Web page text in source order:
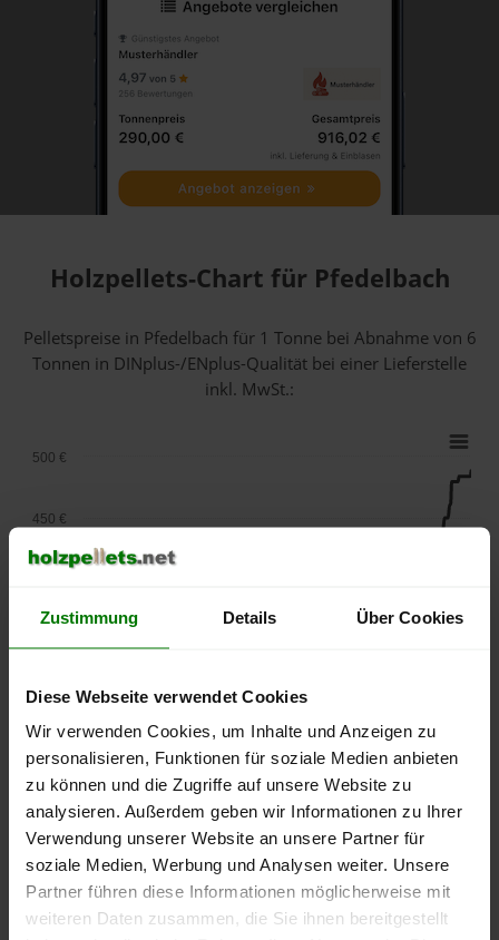
Zustimmung Details Über Cookies
Diese Webseite verwendet Cookies
Wir verwenden Cookies, um Inhalte und Anzeigen zu
personalisieren, Funktionen für soziale Medien anbieten
zu können und die Zugriffe auf unsere Website zu
analysieren. Außerdem geben wir Informationen zu Ihrer
Verwendung unserer Website an unsere Partner für
soziale Medien, Werbung und Analysen weiter. Unsere
Partner führen diese Informationen möglicherweise mit
weiteren Daten zusammen, die Sie ihnen bereitgestellt
Holzpellets-Chart für Pfedelbach
Pelletspreise in Pfedelbach für 1 Tonne bei Abnahmevon 6
Tonnen in DINplus-/ENplus-Qualität bei einer Lieferstelle
inkl. MwSt.:
lose Ware Sackware
September
Januar
Mai
250 €
300 €
450 €
500 €
Die aktuelle Preisentwicklung für Holzpellets in Deutschland
können Sie jederzeit auf unsererPelletspreise-Seite
nachvollziehen.